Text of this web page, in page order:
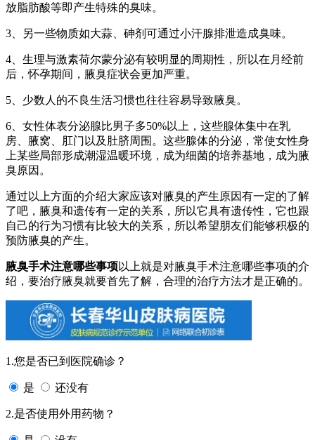
放脂肪酸等即产生特殊的臭味。
3、另一些物质如大蒜、砷剂可通过小汗腺排泄造成臭味。
4、生理与激素荷尔蒙分泌有较明显的周期性，所以在月经前
后，怀孕期间，腋臭症状会更加严重。
5、少数人的不良生活习惯也往往容易导致腋臭。
6、女性体表分泌腺比男子多50%以上，这些腺体集中在乳
房、腋窝、肛门以及肚脐周围。这些腺体的分泌，常使女性身
上某些局部形成潮湿温暖环境，成为细菌的培养基地，成为腋
臭原因。
通过以上方面的介绍大家应该对腋臭的产生原因有一定的了解
了吧，腋臭和遗传有一定的关系，所以它具有遗传性，它也跟
自己的行为习惯有比较大的关系，所以希望朋友们能够积极的
预防腋臭的产生。
腋臭手术注意哪些事项以上就是对腋臭手术注意哪些事项的介
绍，要治疗腋臭就要首先了解，合理的治疗方法才是正确的。
1.您是否已到医院确诊？
是 还没有
2.是否使用外用药物？